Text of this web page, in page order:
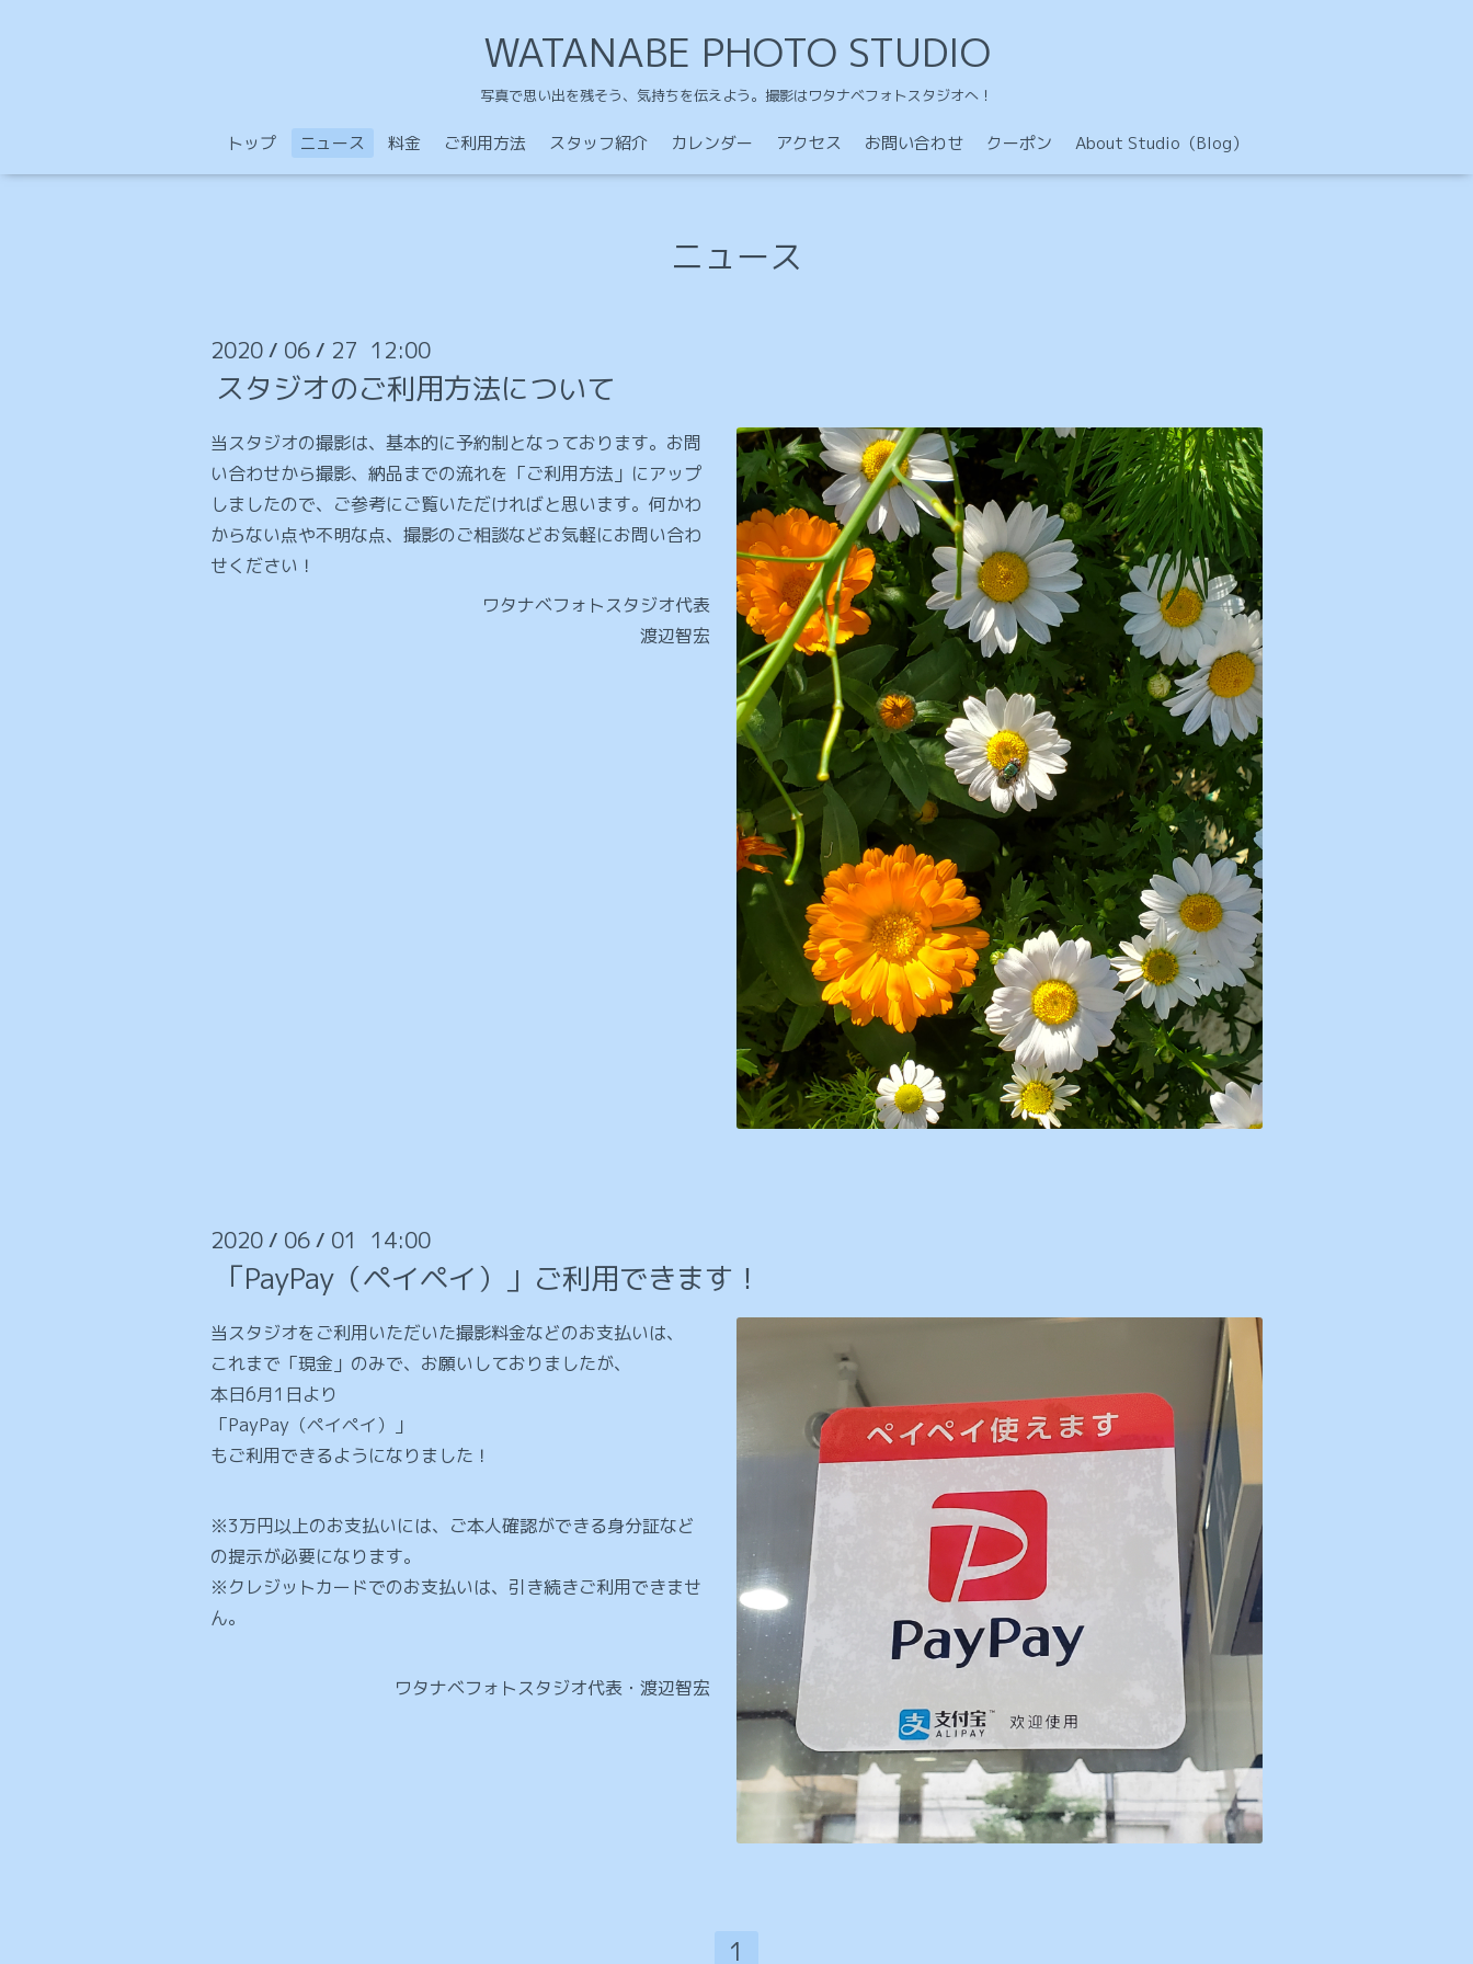
WATANABE PHOTO STUDIO
写真で思い出を残そう、気持ちを伝えよう。撮影はワタナベフォトスタジオへ！
トップ ニュース 料金 ご利用方法 スタッフ紹介 カレンダー アクセス お問い合わせ クーポン About Studio（Blog）
ニュース
2020 / 06 / 27 12:00
スタジオのご利用方法について
当スタジオの撮影は、基本的に予約制となっております。お問
い合わせから撮影、納品までの流れを「ご利用方法」にアップ
しましたので、ご参考にご覧いただければと思います。何かわ
からない点や不明な点、撮影のご相談などお気軽にお問い合わ
せください！
ワタナベフォトスタジオ代表
渡辺智宏
2020 / 06 / 01 14:00
「PayPay（ペイペイ）」ご利用できます！
当スタジオをご利用いただいた撮影料金などのお支払いは、
これまで「現金」のみで、お願いしておりましたが、
本日6月1日より
「PayPay（ペイペイ）」
もご利用できるようになりました！
※3万円以上のお支払いには、ご本人確認ができる身分証など
の提示が必要になります。
※クレジットカードでのお支払いは、引き続きご利用できませ
ん。
ワタナベフォトスタジオ代表・渡辺智宏
1